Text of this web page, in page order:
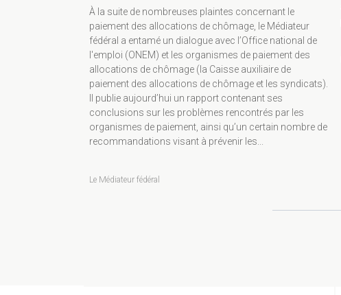
À la suite de nombreuses plaintes concernant le
paiement des allocations de chômage, le Médiateur
fédéral a entamé un dialogue avec l’Office national de
l'emploi (ONEM) et les organismes de paiement des
allocations de chômage (la Caisse auxiliaire de
paiement des allocations de chômage et les syndicats).
Il publie aujourd’hui un rapport contenant ses
conclusions sur les problèmes rencontrés par les
organismes de paiement, ainsi qu’un certain nombre de
recommandations visant à prévenir les...
Le Médiateur fédéral